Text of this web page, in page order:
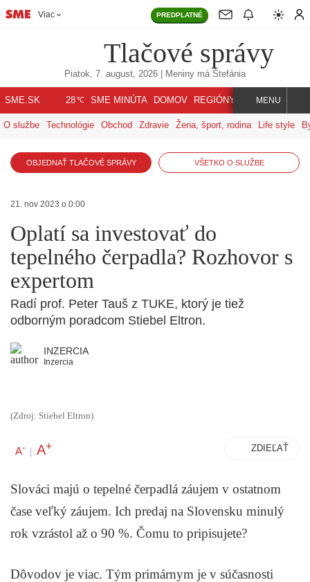
Viac PREDPLATNÉ
Tlačové správy
Piatok, 7. august, 2026 | Meniny má Štefánia
SME.SK 28℃ SME MINÚTA DOMOV REGIÓNY INDEX SVET
MENU
O službe Technológie Obchod Zdravie Žena, šport, rodina Life style
OBJEDNAŤ TLAČOVÉ SPRÁVY VŠETKO O SLUŽBE
21. nov 2023 o 0:00
Oplatí sa investovať do
tepelného čerpadla? Rozhovor s
expertom
Radí prof. Peter Tauš z TUKE, ktorý je tiež
odborným poradcom Stiebel Eltron.
INZERCIA
Inzercia
(Zdroj: Stiebel Eltron)
A- | A+ ZDIEĽAŤ
Slováci majú o tepelné čerpadlá záujem v ostatnom
čase veľký záujem. Ich predaj na Slovensku minulý
rok vzrástol až o 90 %. Čomu to pripisujete?
Dôvodov je viac. Tým primárnym je v súčasnosti